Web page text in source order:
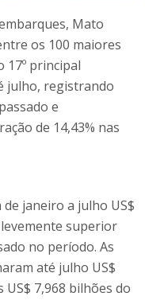
Mato
os 100 maiores
17º principal
julho, registrando
e
de 14,43% nas
janeiro a julho US$
levemente superior
no período. As
até julho US$
7,968 bilhões do